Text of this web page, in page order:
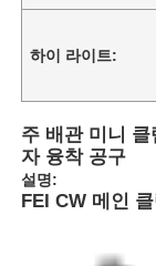
하이 라이트:
주 배관 미니
자 융착 공구
설명:
FEI CW 메인